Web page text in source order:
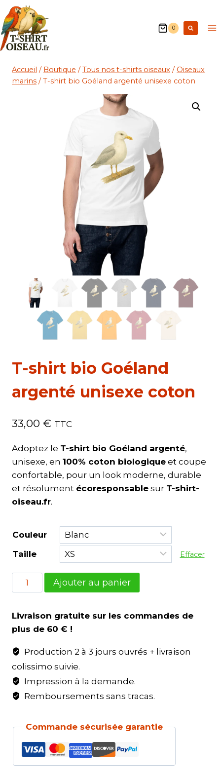
0
Accueil / Boutique / Tous nos t-shirts oiseaux / Oiseaux
marins / T-shirt bio Goéland argenté unisexe coton
T-shirt bio Goéland
argenté unisexe coton
33,00 € TTC
Adoptez le T-shirt bio Goéland argenté,
unisexe, en 100% coton biologique et coupe
confortable, pour un look moderne, durable
et résolument écoresponsable sur T-shirt-
oiseau.fr.
Couleur
Taille
Effacer
Ajouter au panier
Livraison gratuite sur les commandes de
plus de 60 € !
Production 2 à 3 jours ouvrés + livraison
colissimo suivie.
Impression à la demande.
Remboursements sans tracas.
Commande sécurisée garantie